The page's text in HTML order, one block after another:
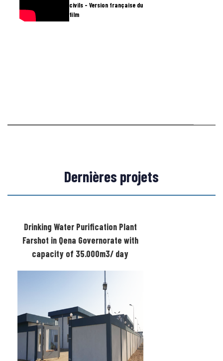
civils - Version française du
film
Dernières projets
Drinking Water Purification Plant
Farshot in Qena Governorate with
capacity of 35.000m3/ day